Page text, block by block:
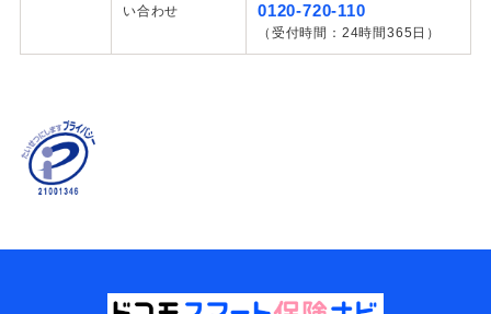
い合わせ
0120-720-110
（受付時間：24時間365日）